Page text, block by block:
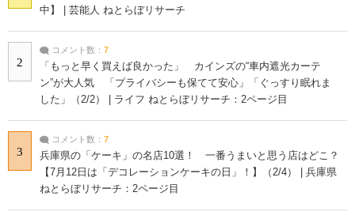
中】 | 芸能人 ねとらぼリサーチ
2
コメント数： 7
「もっと早く買えば良かった」 カインズの“車内遮光カーテ
ン”が大人気 「プライバシーも保てて安心」「ぐっすり眠れま
した」（2/2） | ライフ ねとらぼリサーチ：2ページ目
3
コメント数： 7
兵庫県の「ケーキ」の名店10選！ 一番うまいと思う店はどこ？
【7月12日は「デコレーションケーキの日」！】（2/4） | 兵庫県
ねとらぼリサーチ：2ページ目